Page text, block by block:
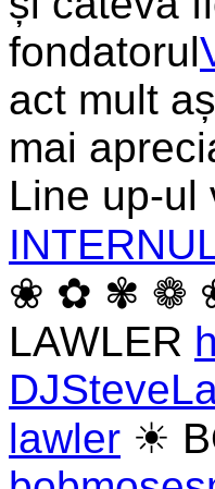
fondatorul
act mult
mai
Line up-
❀ ✿ ✾ ❁
LAWLER
lawler ☀